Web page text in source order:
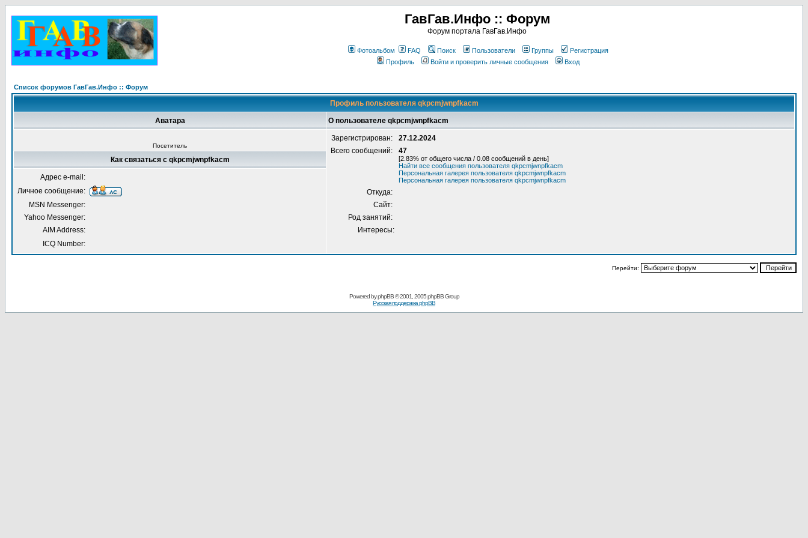
ГавГав.Инфо :: Форум
Форум портала ГавГав.Инфо
Фотоальбом FAQ Поиск Пользователи Группы
Регистрация
Профиль
Войти и проверить личные сообщения Вход
Список форумов ГавГав.Инфо :: Форум
Профиль пользователя qkpcmjwnpfkacm
Аватара О пользователе qkpcmjwnpfkacm
Посетитель
Зарегистрирован:
27.12.2024
Всего сообщений:
47
[2.83% от общего числа / 0.08 сообщений в день]
Найти все сообщения пользователя qkpcmjwnpfkacm
Персональная галерея пользователя qkpcmjwnpfkacm
Персональная галерея пользователя qkpcmjwnpfkacm
Откуда:
Сайт:
Род занятий:
Интересы:
Как связаться с qkpcmjwnpfkacm
Адрес e-mail:
Личное сообщение:
MSN Messenger:
Yahoo Messenger:
AIM Address:
ICQ Number:
Перейти:
Powered byphpBB© 2001, 2005 phpBB Group
Русская поддержка phpBB